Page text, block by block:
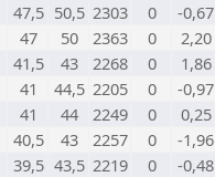
47,5 50,5 2303 0 -0,67
47 50 2363 0 2,20
41,5 43 2268 0 1,86
41 44,5 2205 0 -0,97
41 44 2249 0 0,25
40,5 43 2257 0 -1,96
39,5 43,5 2219 0 -0,48